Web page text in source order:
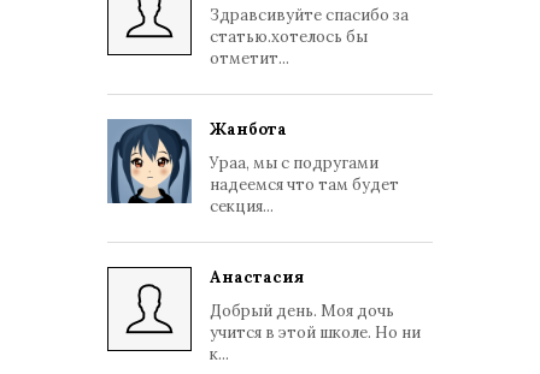
Здравсивуйте спасибо за
статью.хотелось бы
отметит...
Жанбота
Ураа, мы с подругами
надеемся что там будет
секция...
Анастасия
Добрый день. Моя дочь
учится в этой школе. Но ни
к...